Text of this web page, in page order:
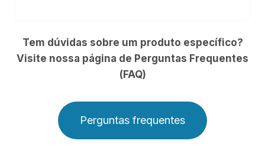
Tem dúvidas sobre um produto específico?
Visite nossa página de Perguntas Frequentes
(FAQ)
Perguntas frequentes